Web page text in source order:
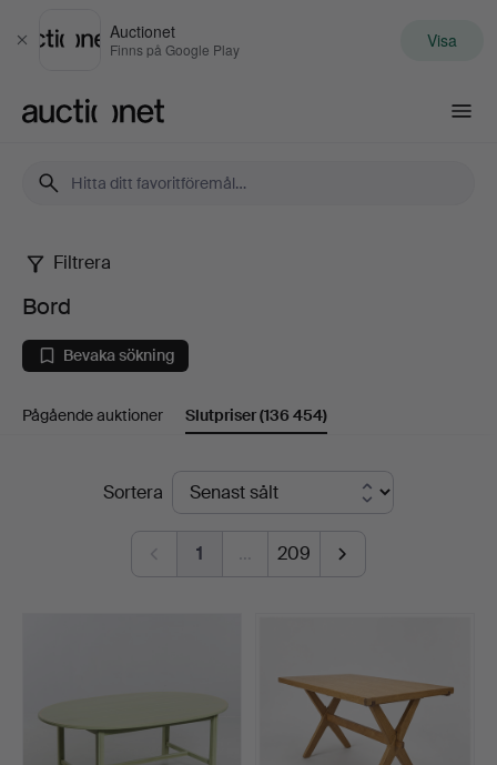
Stäng
Auctionet
Finns på Google Play Visa
BordFiltrera
Bord
Bevaka sökning
Pågående auktioner Slutpriser(136 454)
SlutpriserSortera
1 … 209